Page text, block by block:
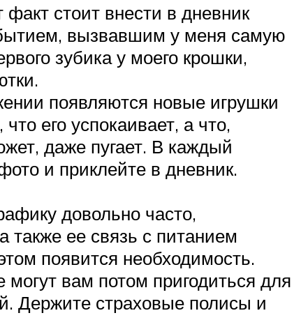
стоит внести в дневник
вызвавшим у меня самую
зубика у моего крошки,
появляются новые игрушки
его успокаивает, а что,
даже пугает. В каждый
и приклейте в дневник.
довольно часто,
также ее связь с питанием
появится необходимость.
вам потом пригодиться для
Держите страховые полисы и